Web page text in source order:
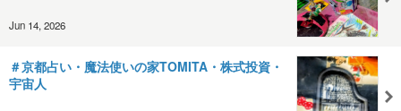
Jun 14, 2026
＃京都占い・魔法使いの家TOMITA・株式投資・
宇宙人